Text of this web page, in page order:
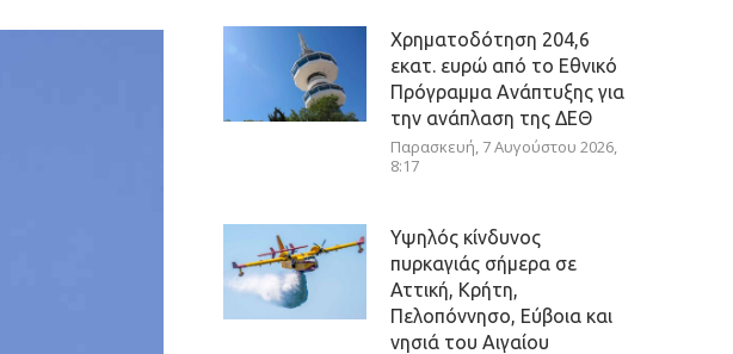
Χρηματοδότηση 204,6
εκατ. ευρώ από το Εθνικό
Πρόγραμμα Ανάπτυξης για
την ανάπλαση της ΔΕΘ
Παρασκευή, 7 Αυγούστου 2026,
8:17
Υψηλός κίνδυνος
πυρκαγιάς σήμερα σε
Αττική, Κρήτη,
Πελοπόννησο, Εύβοια και
νησιά του Αιγαίου